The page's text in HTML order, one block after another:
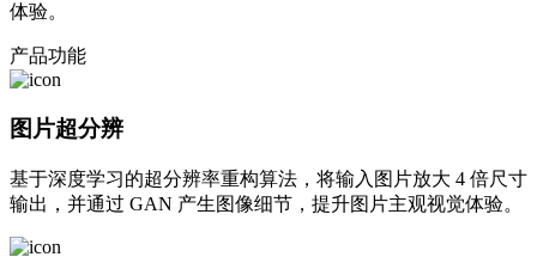
体验。
产品功能
图片超分辨
基于深度学习的超分辨率重构算法，将输入图片放大 4 倍尺寸
输出，并通过 GAN 产生图像细节，提升图片主观视觉体验。